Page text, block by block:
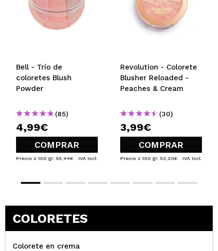
Bell - Trío de
coloretes Blush
Powder
(85)
4,99€
COMPRAR
Precio x 100 gr: 55,44€ IVA Incl.
Revolution - Colorete
Blusher Reloaded -
Peaches & Cream
(30)
3,99€
COMPRAR
Precio x 100 gr: 53,20€ IVA Incl.
COLORETES
Colorete en crema